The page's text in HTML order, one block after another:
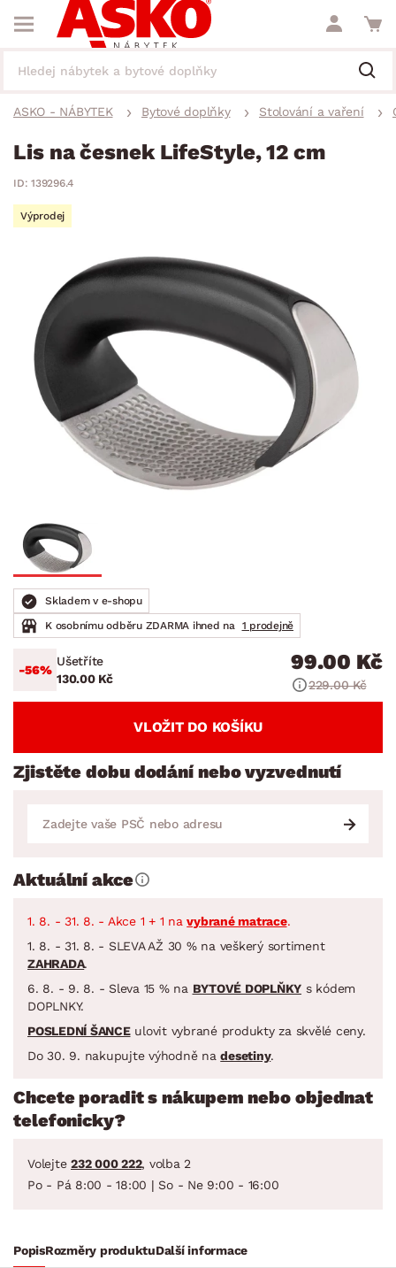
ASKO - NÁBYTEK Bytové doplňky Stolování a vaření
Lis na česnek LifeStyle, 12 cm
ID: 139296.4
Výprodej
Skladem v e-shopu
K osobnímu odběru ZDARMA ihned na
1 prodejně
-56%
Ušetříte
130.00 Kč
99.00 Kč
229.00 Kč
VLOŽIT DO KOŠÍKU
Zjistěte dobu dodání nebo vyzvednutí
Aktuální akce
1. 8. - 31. 8. - Akce 1 + 1 navybrané matrace.
1. 8. - 31. 8. - SLEVA AŽ 30 % na veškerý sortiment
ZAHRADA.
6. 8. - 9. 8. - Sleva 15 % na BYTOVÉ DOPLŇKY s kódem
DOPLNKY.
POSLEDNÍ ŠANCEulovit vybrané produkty za skvělé ceny.
Do 30. 9. nakupujte výhodně nadesetiny.
Chcete poradit s nákupem nebo objednat
telefonicky?
Volejte 232 000 222, volba 2
Po - Pá 8:00 - 18:00 | So - Ne 9:00 - 16:00
PopisRozměry produktuDalší informace